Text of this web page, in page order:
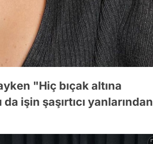
"Hiç bıçak altına
işin şaşırtıcı yanlarından